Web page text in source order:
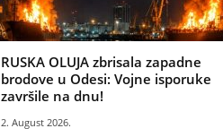
RUSKA OLUJA zbrisala zapadne
brodove u Odesi: Vojne isporuke
završile na dnu!
2. August 2026.